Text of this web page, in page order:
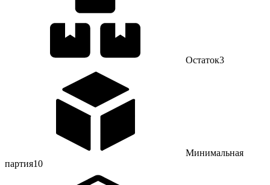
Остаток3
Минимальная
партия10